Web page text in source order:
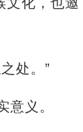
处。”
义。